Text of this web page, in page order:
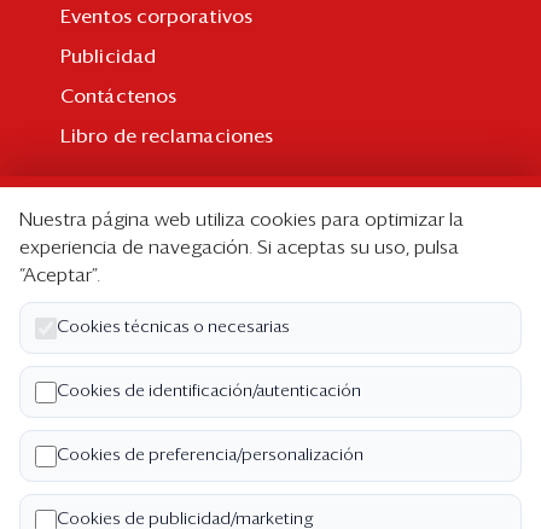
Eventos corporativos
Publicidad
Contáctenos
Libro de reclamaciones
Suscripción individual
Paquetes corporativos
Edición Impresa
Nosotros
Quiénes somos
Código de ética
Términos y Condiciones
Nuestra página web utiliza cookies para optimizar la
experiencia de navegación. Si aceptas su uso, pulsa
“Aceptar”.
Cookies técnicas o necesarias
Cookies de identificación/autenticación
Cookies de preferencia/personalización
Cookies de publicidad/marketing